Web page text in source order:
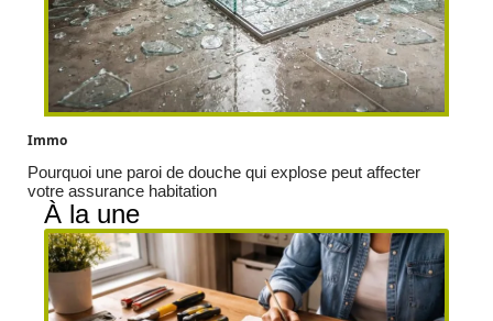
Immo
Pourquoi une paroi de douche qui explose peut affecter
votre assurance habitation
À la une